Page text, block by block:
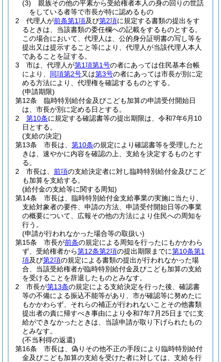
(3)
親族その他の平素から受給権者本人の身の回りの世話
をしている者等で市長が特に認めるもの
2
代理人が前条第1項及び第2項に規定する書類の提出をす
るときは、当該書類の委任欄への記載をするものとする。
この場合において、代理人は、公的身分証明書の写し等を
提出又は提示すること等により、代理人が当該代理人本人
であることを証する。
3
市は、代理人が第1項第1号の者にあっては住民基本台帳
により、 同項第2号又は第3号の者にあっては市長が別に定
める方法により、代理権を確認するものとする。
(申請期限)
第12条
臨時特別給付金及びこども加算の申請受付開始日
は、市長が別に定める日とする。
2
第10条に規定する確認書等の提出期限は、令和7年6月10
日とする。
(支給の決定)
第13条
市長は、 第10条の規定により確認書等を受理したと
きは、速やかに内容を確認の上、支給を決定するものとす
る。
2
市長は、 前項の支給決定者に対し臨時特別給付金及びこど
も加算を支給する。
(給付金の支給等に関する周知)
第14条
市長は、臨時特別給付金支給事業の実施に当たり、
支給対象者の要件、申請の方法、申請受付開始日等の事業
の概要について、広報その他の方法により住民への周知を
行う。
(申請が行われなかった場合等の取扱い)
第15条
市長が前条の規定による周知を行ったにもかかわら
ず、受給権者から第12条第2項の提出期限までに第10条第1
項及び第2項の規定による書類の提出が行われなかった場
合、当該受給権者が臨時特別給付金及びこども加算の支給
を受けることを辞退したものとみなす。
2
市長が第13条の規定による支給決定を行った後、確認書
等の不備による振込不能等があり、市が確認等に努めたに
もかかわらず、それらの補正が行われないことその他書類
提出者の責に帰すべき事由により令和7年7月25日までに支
給ができなかったときは、当該申請が取り下げられたもの
とみなす。
(不当利得の返還)
第16条
市長は、偽りその他不正の手段により臨時特別給付
金及びこども加算の支給を受けた者に対しては、支給を行